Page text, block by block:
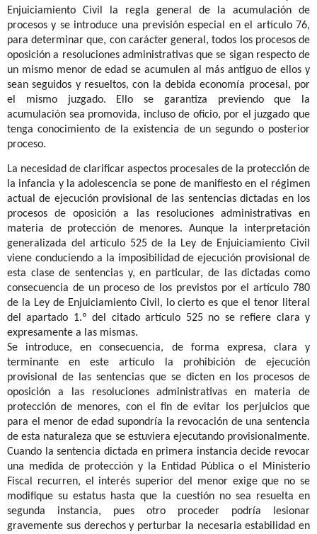
Enjuiciamiento Civil la regla general de la acumulación de
procesos y se introduce una previsión especial en el artículo 76,
para determinar que, con carácter general, todos los procesos de
oposición a resoluciones administrativas que se sigan respecto de
un mismo menor de edad se acumulen al más antiguo de ellos y
sean seguidos y resueltos, con la debida economía procesal, por
el mismo juzgado. Ello se garantiza previendo que la
acumulación sea promovida, incluso de oficio, por el juzgado que
tenga conocimiento de la existencia de un segundo o posterior
proceso.
La necesidad de clarificar aspectos procesales de la protección de
la infancia y la adolescencia se pone de manifiesto en el régimen
actual de ejecución provisional de las sentencias dictadas en los
procesos de oposición a las resoluciones administrativas en
materia de protección de menores. Aunque la interpretación
generalizada del artículo 525 de la Ley de Enjuiciamiento Civil
viene conduciendo a la imposibilidad de ejecución provisional de
esta clase de sentencias y, en particular, de las dictadas como
consecuencia de un proceso de los previstos por el artículo 780
de la Ley de Enjuiciamiento Civil, lo cierto es que el tenor literal
del apartado 1.º del citado artículo 525 no se refiere clara y
expresamente a las mismas.
Se introduce, en consecuencia, de forma expresa, clara y
terminante en este artículo la prohibición de ejecución
provisional de las sentencias que se dicten en los procesos de
oposición a las resoluciones administrativas en materia de
protección de menores, con el fin de evitar los perjuicios que
para el menor de edad supondría la revocación de una sentencia
de esta naturaleza que se estuviera ejecutando provisionalmente.
Cuando la sentencia dictada en primera instancia decide revocar
una medida de protección y la Entidad Pública o el Ministerio
Fiscal recurren, el interés superior del menor exige que no se
modifique su estatus hasta que la cuestión no sea resuelta en
segunda instancia, pues otro proceder podría lesionar
gravemente sus derechos y perturbar la necesaria estabilidad en